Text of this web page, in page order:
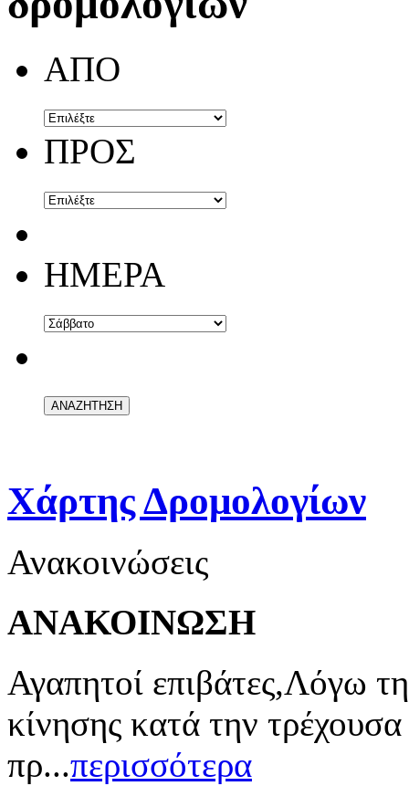
ΑΠΟ
ΠΡΟΣ
ΗΜΕΡΑ
Χάρτης Δρομολογίων
Ανακοινώσεις
ΑΝΑΚΟΙΝΩΣΗ
Αγαπητοί επιβάτες,Λόγω
κίνησης κατά την
πρ...περισσότερα